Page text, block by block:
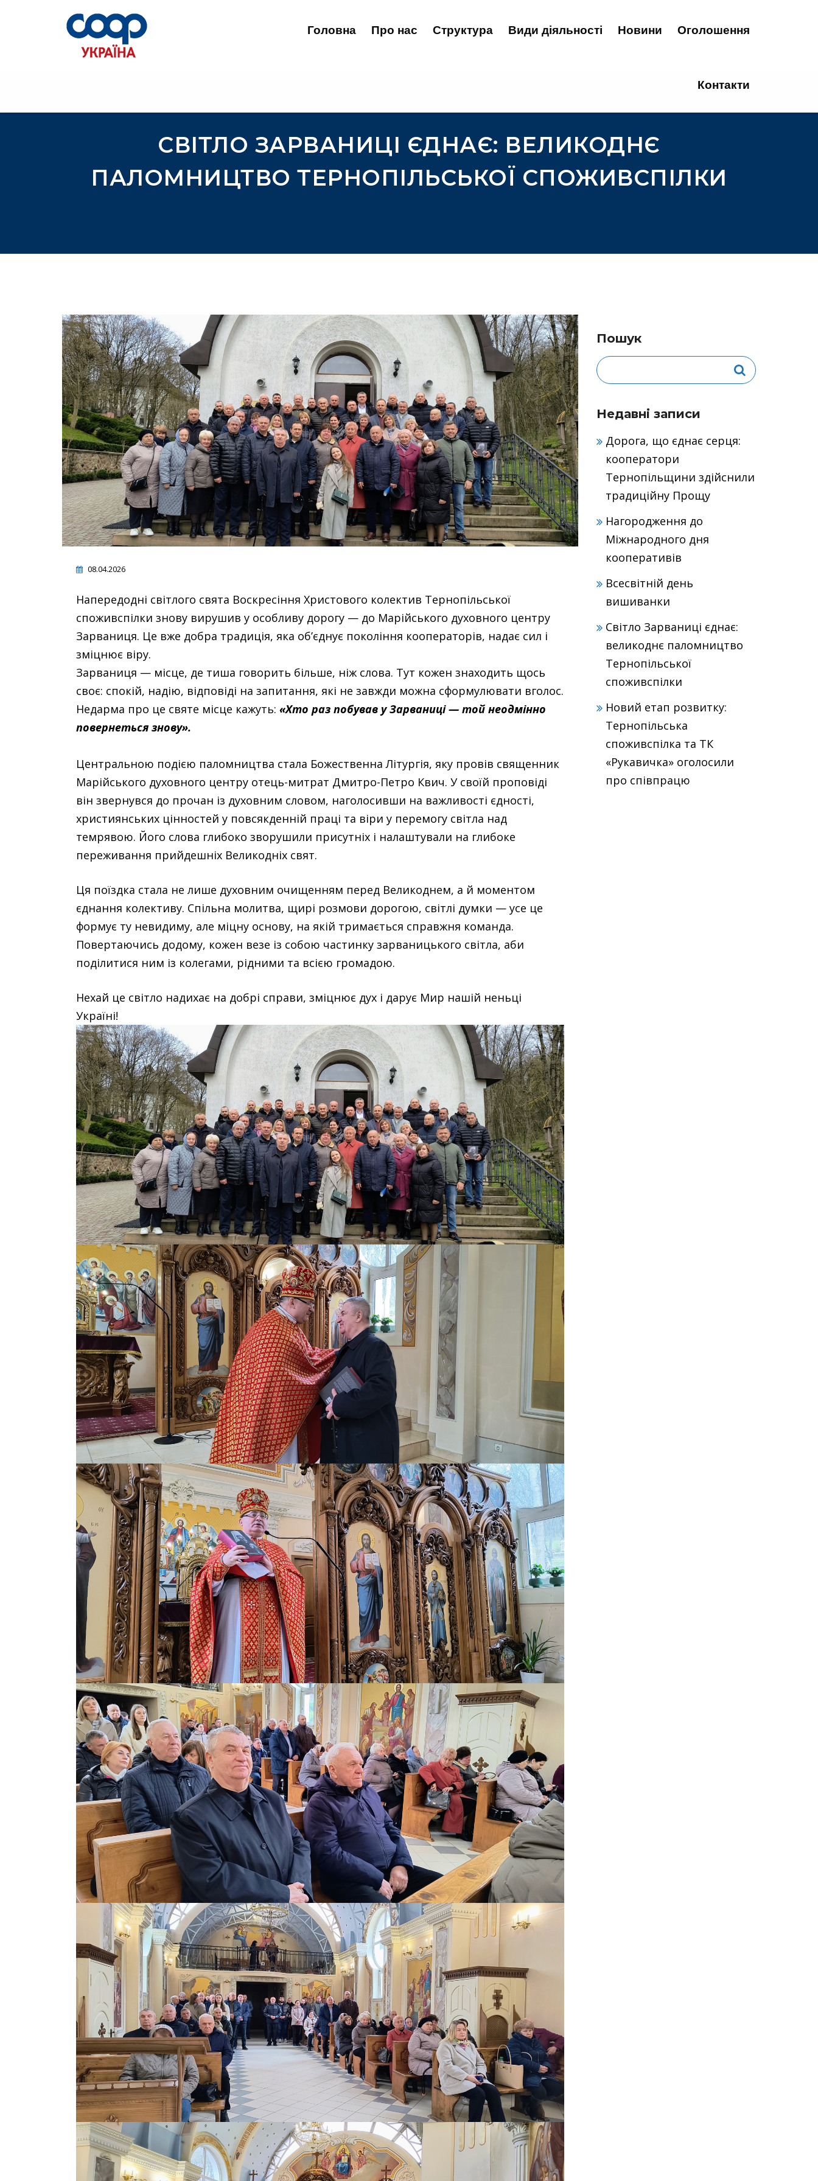
Головна Про нас Структура Види діяльності Новини Оголошення
Контакти
СВІТЛО ЗАРВАНИЦІ ЄДНАЄ: ВЕЛИКОДНЄ
ПАЛОМНИЦТВО ТЕРНОПІЛЬСЬКОЇ СПОЖИВСПІЛКИ
08.04.2026
Напередодні світлого свята Воскресіння Христового колектив Тернопільської
споживспілки знову вирушив у особливу дорогу — до Марійського духовного центру
Зарваниця. Це вже добра традиція, яка об’єднує покоління кооператорів, надає сил і
зміцнює віру.
Зарваниця — місце, де тиша говорить більше, ніж слова. Тут кожен знаходить щось
своє: спокій, надію, відповіді на запитання, які не завжди можна сформулювати вголос.
Недарма про це святе місце кажуть: «Хто раз побував у Зарваниці — той неодмінно
повернеться знову».
Центральною подією паломництва стала Божественна Літургія, яку провів священник
Марійського духовного центру отець-митрат Дмитро-Петро Квич. У своїй проповіді
він звернувся до прочан із духовним словом, наголосивши на важливості єдності,
християнських цінностей у повсякденній праці та віри у перемогу світла над
темрявою. Його слова глибоко зворушили присутніх і налаштували на глибоке
переживання прийдешніх Великодніх свят.
Ця поїздка стала не лише духовним очищенням перед Великоднем, а й моментом
єднання колективу. Спільна молитва, щирі розмови дорогою, світлі думки — усе це
формує ту невидиму, але міцну основу, на якій тримається справжня команда.
Повертаючись додому, кожен везе із собою частинку зарваницького світла, аби
поділитися ним із колегами, рідними та всією громадою.
Нехай це світло надихає на добрі справи, зміцнює дух і дарує Мир нашій неньці
Україні!
Пошук
Недавні записи
Дорога, що єднає серця:
кооператори
Тернопільщини здійснили
традиційну Прощу
Нагородження до
Міжнародного дня
кооперативів
Всесвітній день
вишиванки
Світло Зарваниці єднає:
великоднє паломництво
Тернопільської
споживспілки
Новий етап розвитку:
Тернопільська
споживспілка та ТК
«Рукавичка» оголосили
про співпрацю